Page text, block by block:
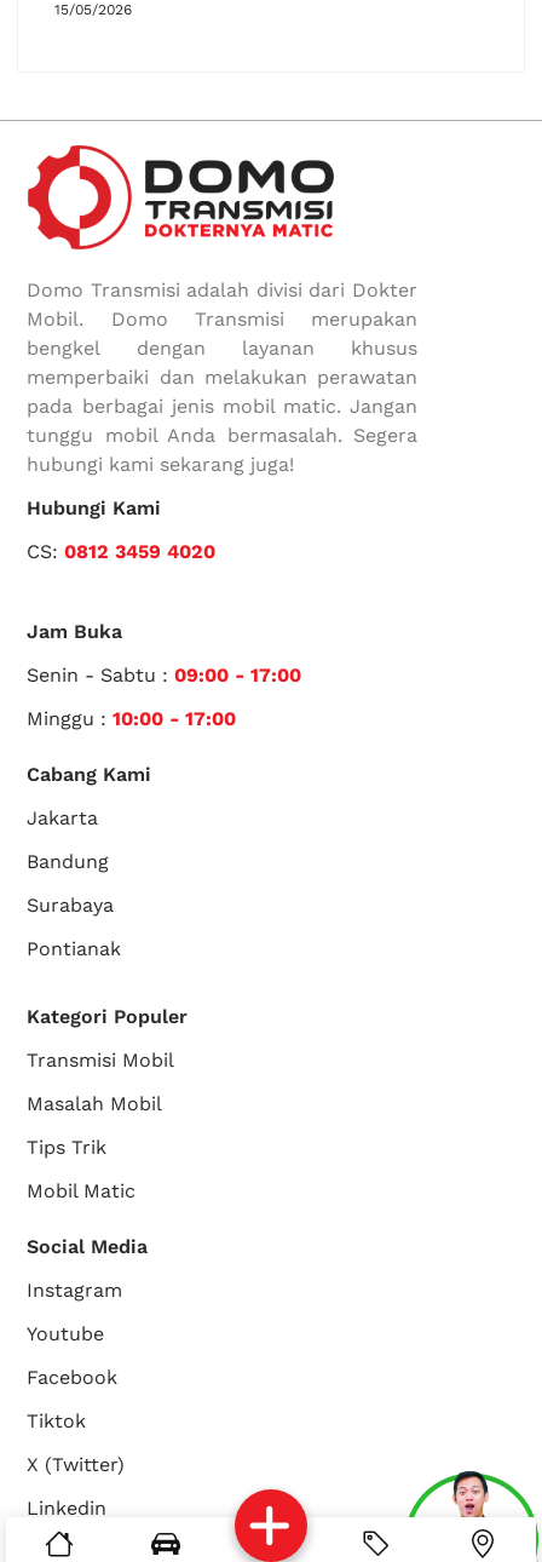
Services Brosur Location
About Us
15/05/2026
Domo Transmisi adalah divisi dari Dokter
Mobil. Domo Transmisi merupakan
bengkel dengan layanan khusus
memperbaiki dan melakukan perawatan
pada berbagai jenis mobil matic. Jangan
tunggu mobil Anda bermasalah. Segera
hubungi kami sekarang juga!
Hubungi Kami
CS:0812 3459 4020
Jam Buka
Senin - Sabtu :09:00 - 17:00
Minggu :10:00 - 17:00
Cabang Kami
Jakarta
Bandung
Surabaya
Pontianak
Kategori Populer
Transmisi Mobil
Masalah Mobil
Tips Trik
Mobil Matic
Social Media
Instagram
Youtube
Facebook
Tiktok
X (Twitter)
Linkedin